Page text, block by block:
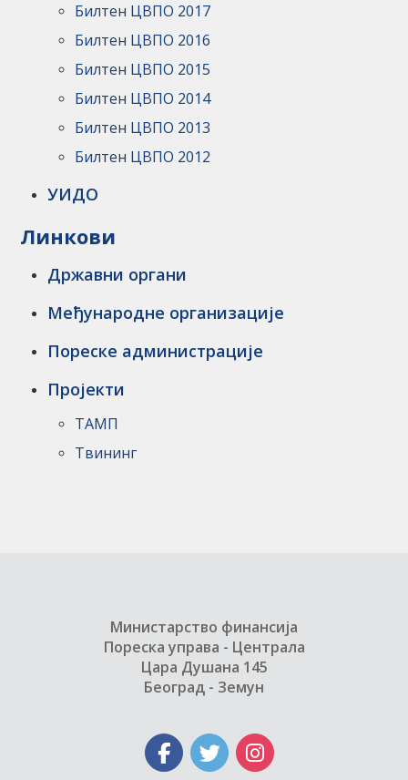
Билтен ЦВПО 2017
Билтен ЦВПО 2016
Билтен ЦВПО 2015
Билтен ЦВПО 2014
Билтен ЦВПО 2013
Билтен ЦВПО 2012
УИДО
Линкови
Државни органи
Међународне организације
Пореске администрације
Пројекти
ТАМП
Твининг
Министарство финансија
Пореска управа - Централа
Цара Душана 145
Београд - Земун